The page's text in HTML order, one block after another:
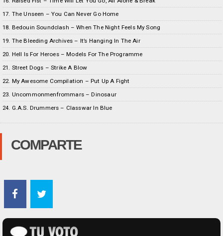
17. The Unseen – You Can Never Go Home
18. Bedouin Soundclash – When The Night Feels My Song
19. The Bleeding Archives – It’s Hanging In The Air
20. Hell Is For Heroes – Models For The Programme
21. Street Dogs – Strike A Blow
22. My Awesome Compilation – Put Up A Fight
23. Uncommonmenfrommars – Dinosaur
24. G.A.S. Drummers – Classwar In Blue
COMPARTE